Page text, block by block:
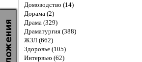
Домоводство (14)
Дорама (2)
Драма (329)
Драматургия (388)
ЖЗЛ (662)
Здоровье (105)
Интервью (62)